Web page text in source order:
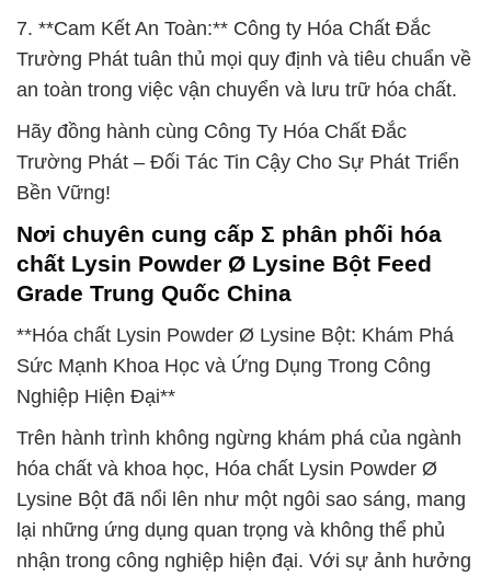
7. **Cam Kết An Toàn:** Công ty Hóa Chất Đắc
Trường Phát tuân thủ mọi quy định và tiêu chuẩn về
an toàn trong việc vận chuyển và lưu trữ hóa chất.
Hãy đồng hành cùng Công Ty Hóa Chất Đắc
Trường Phát – Đối Tác Tin Cậy Cho Sự Phát Triển
Bền Vững!
Nơi chuyên cung cấp Σ phân phối hóa
chất Lysin Powder Ø Lysine Bột Feed
Grade Trung Quốc China
**Hóa chất Lysin Powder Ø Lysine Bột: Khám Phá
Sức Mạnh Khoa Học và Ứng Dụng Trong Công
Nghiệp Hiện Đại**
Trên hành trình không ngừng khám phá của ngành
hóa chất và khoa học, Hóa chất Lysin Powder Ø
Lysine Bột đã nổi lên như một ngôi sao sáng, mang
lại những ứng dụng quan trọng và không thể phủ
nhận trong công nghiệp hiện đại. Với sự ảnh hưởng